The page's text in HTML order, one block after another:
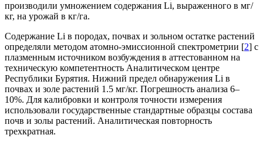
производили умножением содержания Li, выраженного в мг/
кг, на урожай в кг/га.
Содержание Li в породах, почвах и зольном остатке растений
определяли методом атомно-эмиссионной спектрометрии [2] с
плазменным источником возбуждения в аттестованном на
техническую компетентность Аналитическом центре
Республики Бурятия. Нижний предел обнаружения Li в
почвах и золе растений 1.5 мг/кг. Погрешность анализа 6–
10%. Для калибровки и контроля точности измерения
использовали государственные стандартные образцы состава
почв и золы растений. Аналитическая повторность
трехкратная.